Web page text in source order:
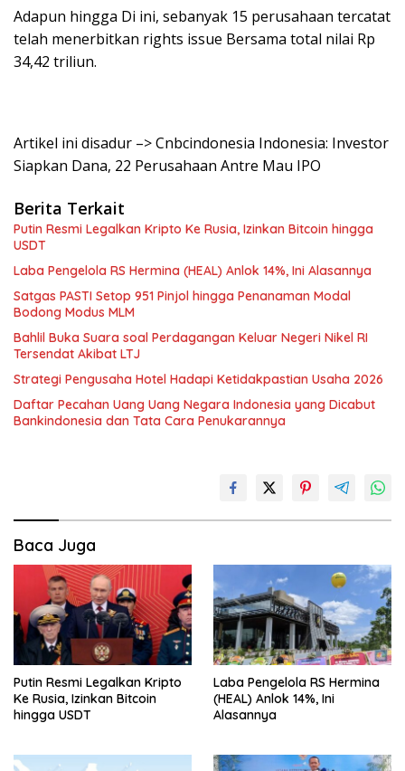
Adapun hingga Di ini, sebanyak 15 perusahaan tercatat
telah menerbitkan rights issue Bersama total nilai Rp
34,42 triliun.
Artikel ini disadur –> Cnbcindonesia Indonesia: Investor
Siapkan Dana, 22 Perusahaan Antre Mau IPO
Berita Terkait
Putin Resmi Legalkan Kripto Ke Rusia, Izinkan Bitcoin hingga
USDT
Laba Pengelola RS Hermina (HEAL) Anlok 14%, Ini Alasannya
Satgas PASTI Setop 951 Pinjol hingga Penanaman Modal
Bodong Modus MLM
Bahlil Buka Suara soal Perdagangan Keluar Negeri Nikel RI
Tersendat Akibat LTJ
Strategi Pengusaha Hotel Hadapi Ketidakpastian Usaha 2026
Daftar Pecahan Uang Uang Negara Indonesia yang Dicabut
Bankindonesia dan Tata Cara Penukarannya
Baca Juga
Putin Resmi Legalkan Kripto
Ke Rusia, Izinkan Bitcoin
hingga USDT
Laba Pengelola RS Hermina
(HEAL) Anlok 14%, Ini
Alasannya